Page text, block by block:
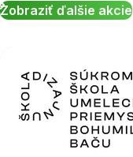
Zobraziť ďalšie akcie